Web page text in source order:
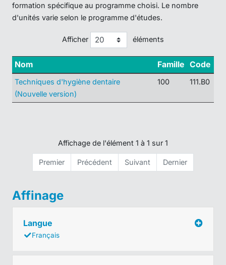
formation spécifique au programme choisi. Le nombre
d'unités varie selon le programme d'études.
Afficher éléments
Nom Famille Code
Techniques d'hygiène dentaire
(Nouvelle version)
100 111.B0
Affichage de l'élément 1 à 1 sur 1
Premier Précédent Suivant Dernier
Affinage
Langue
Français